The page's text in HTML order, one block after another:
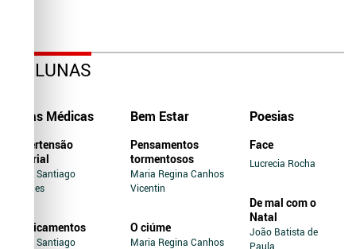
COLUNAS
Dicas Médicas
Hipertensão
Arterial
Jairo Santiago
Novaes
Medicamentos
Jairo Santiago
Bem Estar
Pensamentos
tormentosos
Maria Regina Canhos
Vicentin
O ciúme
Maria Regina Canhos
Poesias
Face
Lucrecia Rocha
De mal com o
Natal
João Batista de
Paula